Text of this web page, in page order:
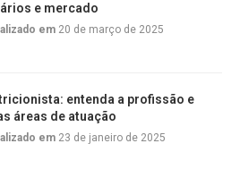
e mercado
em 20 de março de 2025
entenda a profissão e
áreas de atuação
em 23 de janeiro de 2025